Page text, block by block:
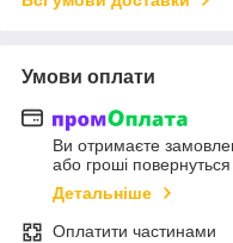
Умови оплати
Ви отримаєте
або гроші
Детальніше
Оплатити частинами